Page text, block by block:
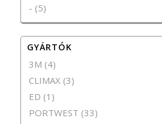
- (5)
GYÁRTÓK
3M (4)
CLIMAX (3)
ED (1)
PORTWEST (33)